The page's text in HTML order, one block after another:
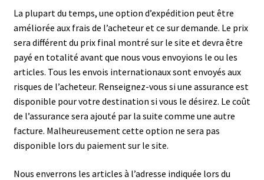
La plupart du temps, une option d’expédition peut être
améliorée aux frais de l’acheteur et ce sur demande. Le prix
sera différent du prix final montré sur le site et devra être
payé en totalité avant que nous vous envoyions le ou les
articles. Tous les envois internationaux sont envoyés aux
risques de l’acheteur. Renseignez-vous si une assurance est
disponible pour votre destination si vous le désirez. Le coût
de l’assurance sera ajouté par la suite comme une autre
facture. Malheureusement cette option ne sera pas
disponible lors du paiement sur le site.
Nous enverrons les articles à l’adresse indiquée lors du